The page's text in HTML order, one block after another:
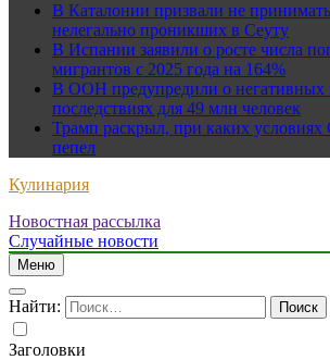
В Каталонии призвали не
нелегально проникших в Сеуту
В Испании заявили о росте числа
мигрантов с 2025 года на 164%
В ООН предупредили о негативных
последствиях для 49 млн человек
Трамп раскрыл, при каких
пепел
Кулинария
Новостная рассылка
Случайные новости
Меню
Найти:
Заголовки